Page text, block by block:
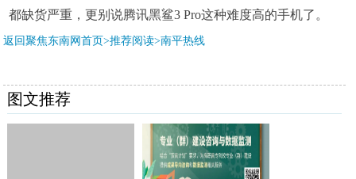
都缺货严重，更别说腾讯黑鲨3 Pro这种难度高的手机了。
返回聚焦东南网首页>推荐阅读>南平热线
图文推荐